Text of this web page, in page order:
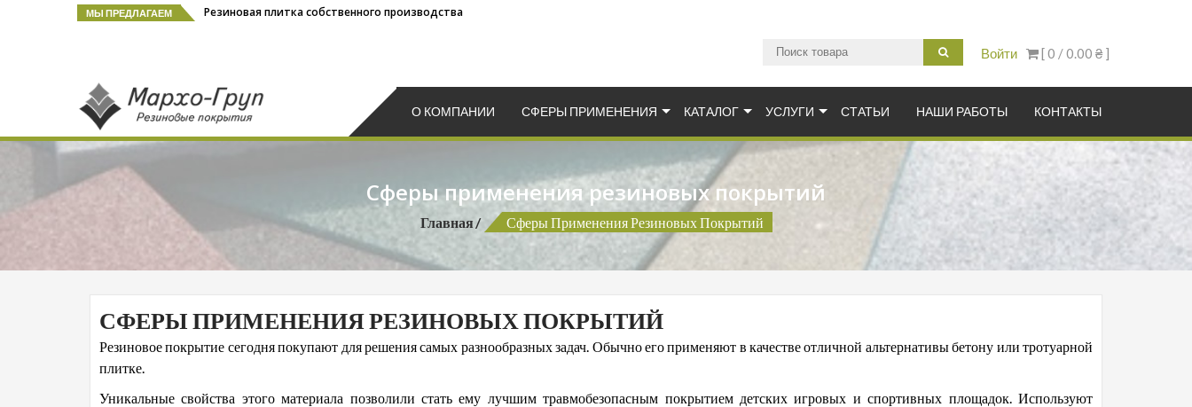
МЫ ПРЕДЛАГАЕМ Резиновая плитка собственного производства
[ 0 /0.00 ₴]
Войти
Резиновая плитка для детских площадок.
Резиновая плитка от производственной компании Мархо-Груп. Резиновая плитка купить в Украине
О КОМПАНИИ СФЕРЫ ПРИМЕНЕНИЯ КАТАЛОГ УСЛУГИ СТАТЬИ НАШИ РАБОТЫ КОНТАКТЫ
Сферы применения резиновых покрытий
Главная Сферы Применения Резиновых Покрытий
СФЕРЫ ПРИМЕНЕНИЯ РЕЗИНОВЫХ ПОКРЫТИЙ
Резиновое покрытие сегодня покупают для решения самых разнообразных задач. Обычно его применяют в качестве отличной альтернативы бетону или тротуарной
плитке.
Уникальные свойства этого материала позволили стать ему лучшим травмобезопасным покрытием детских игровых и спортивных площадок. Используют